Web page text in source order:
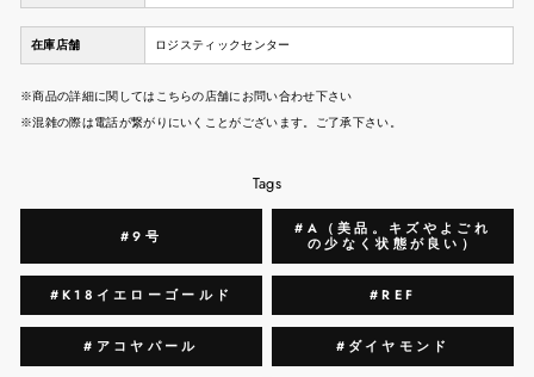
在庫店舗 ロジスティックセンター
※商品の詳細に関してはこちらの店舗にお問い合わせ下さい
※混雑の際は電話が繋がりにいくことがございます。ご了承下さい。
Tags
#9号
#A（美品。キズやよごれ
の少なく状態が良い）
#K18イエローゴールド #REF
#アコヤパール #ダイヤモンド